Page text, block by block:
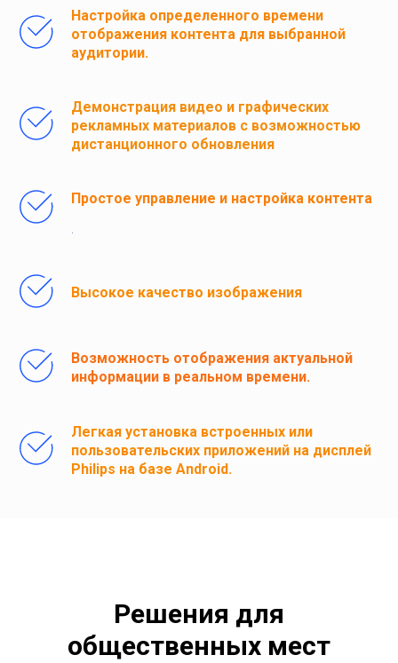
Настройка определенного времени
отображения контента для выбранной
аудитории.
Демонстрация видео и графических
рекламных материалов с возможностью
дистанционного обновления
Простое управление и настройка контента
Высокое качество изображения
Возможность отображения актуальной
информации в реальном времени.
Легкая установка встроенных или
пользовательских приложений на дисплей
Philips на базе Android.
Решения для
общественных мест